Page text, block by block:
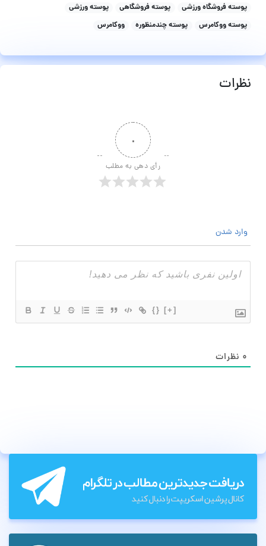
پوسته فروشگاه ورزشی پوسته فروشگاهی
پوسته ورزشی
پوسته ووکامرس
پوسته چندمنظوره ووکامرس
نظرات
۰
رأی دهی به مطلب
وارد شدن
{} [+]
۰ نظرات